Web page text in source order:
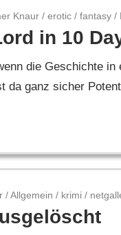
Knaur /erotic /fantasy /
in 10
die Geschichte
da ganz sicher
/Allgemein / krimi /